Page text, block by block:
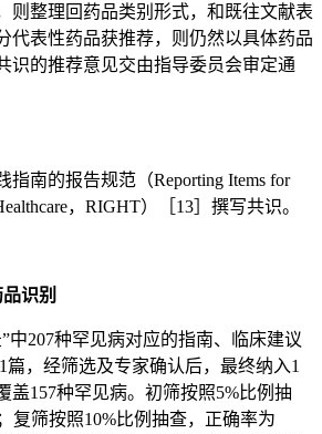
则整理回药品类别形式，和既往文献表
代表性药品获推荐，则仍然以具体药品
识的推荐意见交由指导委员会审定通
指南的报告规范（Reporting Items for
，RIGHT）［13］撰写共识。
识别
中207种罕见病对应的指南、临床建议
篇，经筛选及专家确认后，最终纳入1
盖157种罕见病。初筛按照5%比例抽
复筛按照10%比例抽查，正确率为